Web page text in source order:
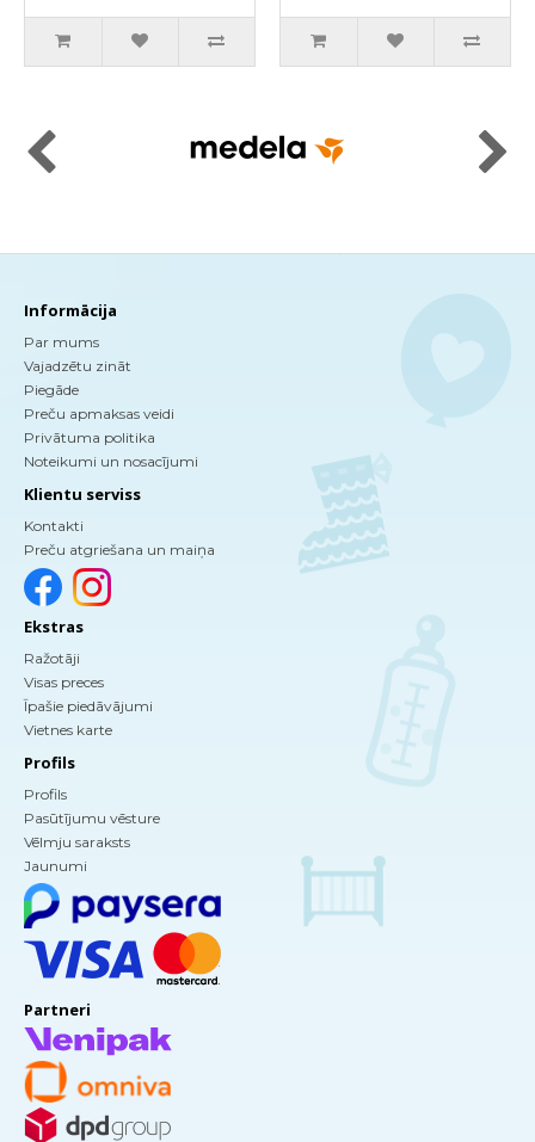
Informācija
Par mums
Vajadzētu zināt
Piegāde
Preču apmaksas veidi
Privātuma politika
Noteikumi un nosacījumi
Klientu serviss
Kontakti
Preču atgriešana un maiņa
Ekstras
Ražotāji
Visas preces
Īpašie piedāvājumi
Vietnes karte
Profils
Profils
Pasūtījumu vēsture
Vēlmju saraksts
Jaunumi
Partneri